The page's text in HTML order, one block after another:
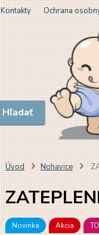
Kontakty Ochrana
Hľadať
Úvod Nohavice
Novinka Akcia